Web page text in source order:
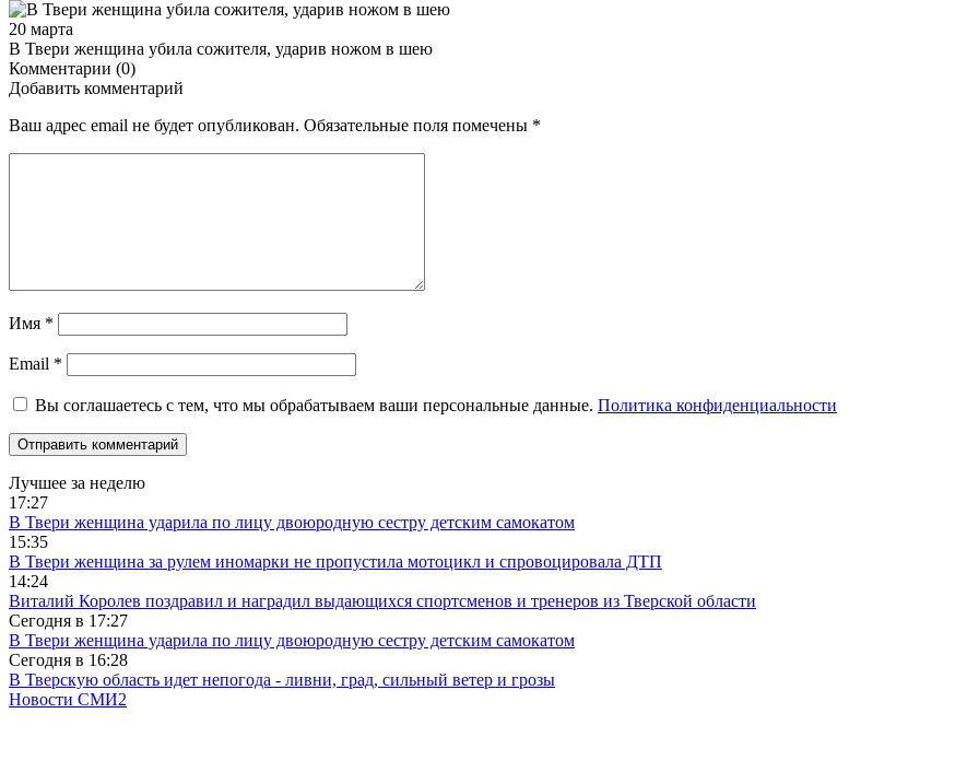
20 марта
В Твери женщина убила сожителя, ударив ножом в шею
Комментарии (0)
Добавить комментарий
Ваш адрес email не будет опубликован. Обязательные поля помечены *
Имя *
Email *
Вы соглашаетесь с тем, что мы обрабатываем ваши персональные данные. Политика конфиденциальности
Лучшее за неделю
17:27
В Твери женщина ударила по лицу двоюродную сестру детским самокатом
15:35
В Твери женщина за рулем иномарки не пропустила мотоцикл и спровоцировала ДТП
14:24
Виталий Королев поздравил и наградил выдающихся спортсменов и тренеров из Тверской области
Сегодня в 17:27
В Твери женщина ударила по лицу двоюродную сестру детским самокатом
Сегодня в 16:28
В Тверскую область идет непогода - ливни, град, сильный ветер и грозы
Новости СМИ2